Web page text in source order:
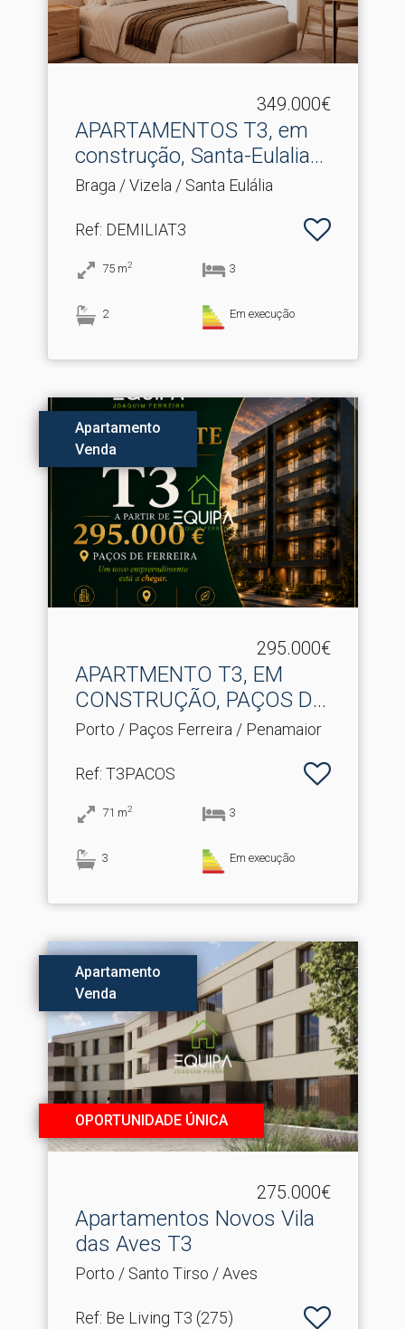
349.000€
APARTAMENTOS T3, em
construção, Santa-Eulalia.​..
Braga / Vizela / Santa Eulália
Ref: DEMILIAT3
75 m2 3
2 Em execução
Apartamento
Venda
295.000€
APARTMENTO T3, EM
CONSTRUÇÃO, PAÇOS DE
FERREI.​..
Porto / Paços Ferreira / Penamaior
Ref: T3PACOS
71 m2 3
3 Em execução
Apartamento
Venda
OPORTUNIDADE ÚNICA
275.000€
Apartamentos Novos Vila
das Aves T3
Porto / Santo Tirso / Aves
Ref: Be Living T3 (275)